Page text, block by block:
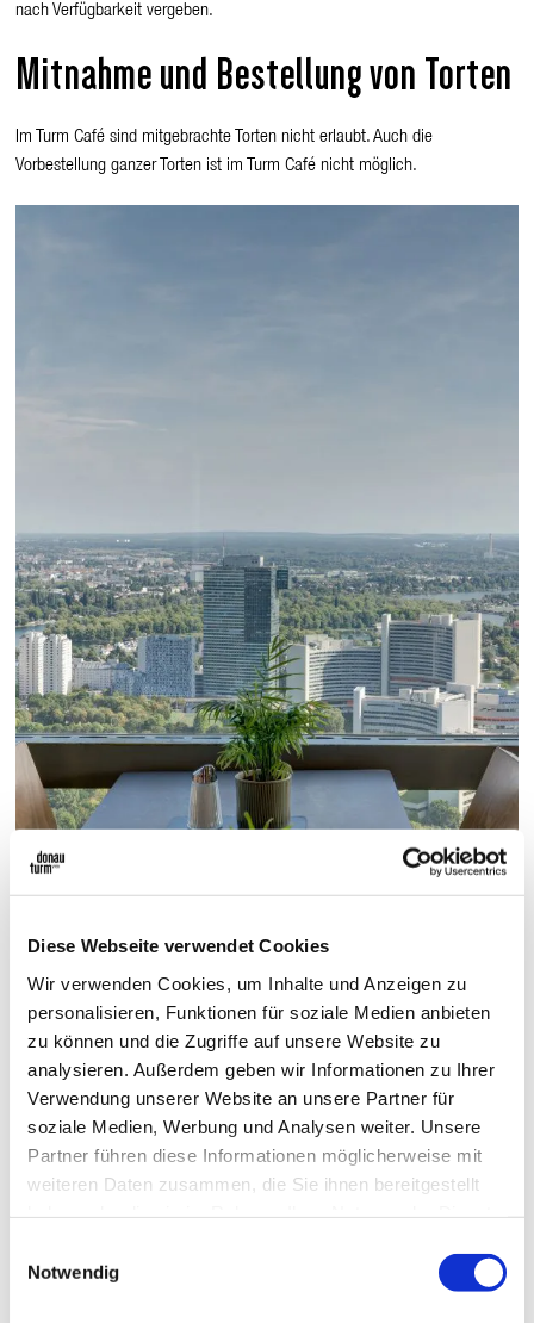
Diese Webseite verwendet Cookies
Wir verwenden Cookies, um Inhalte und Anzeigen zu
personalisieren, Funktionen für soziale Medien anbieten
zu können und die Zugriffe auf unsere Website zu
analysieren. Außerdem geben wir Informationen zu Ihrer
Verwendung unserer Website an unsere Partner für
soziale Medien, Werbung und Analysen weiter. Unsere
Partner führen diese Informationen möglicherweise mit
weiteren Daten zusammen, die Sie ihnen bereitgestellt
Notwendig
nach Verfügbarkeit vergeben.
Mitnahme und Bestellung von Torten
Im Turm Café sind mitgebrachte Torten nicht erlaubt. Auch die
Vorbestellung ganzer Torten ist im Turm Café nicht möglich.
Turm Café auf einen Blick
Café und Bar auf 160 Metern Höhe
360°-Panoramablick über Wien
Wiener Kaffeehausklassiker und Cocktails
Brunch an Wochenenden und Feiertagen